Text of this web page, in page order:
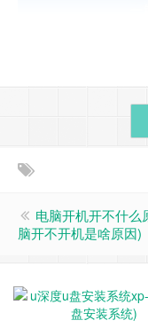
成即可，如下图所示
电脑开机开不什么
脑开不开机是啥原因)